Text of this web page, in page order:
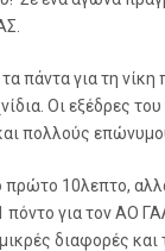
πάντα για τη νίκη
Οι εξέδρες
πολλούς
πρώτο 10λεπτο,
πόντο για τον ΑΟ
διαφορές